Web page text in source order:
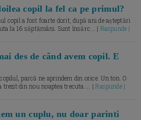
copil la fel ca pe primul?
copil a fost foarte dorit, după ani de așteptări
la 16 săptămâni. Sunt însărc... | Raspunde |
des de când avem copil. E
parcă ne aprindem din orice. Un ton. O
trezit din nou noaptea trecuta.... |Raspunde |
un cuplu, nu doar parinti